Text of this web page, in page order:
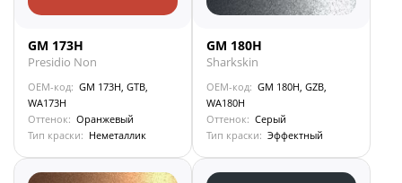
GM 173H
Presidio Non
OEM-код: GM 173H, GTB,
WA173H
Оттенок: Оранжевый
Тип краски: Неметаллик
GM 180H
Sharkskin
OEM-код: GM 180H, GZB,
WA180H
Оттенок: Серый
Тип краски: Эффектный